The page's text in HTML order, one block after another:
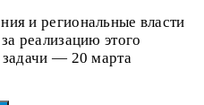
и региональные власти
реализацию этого
— 20 марта